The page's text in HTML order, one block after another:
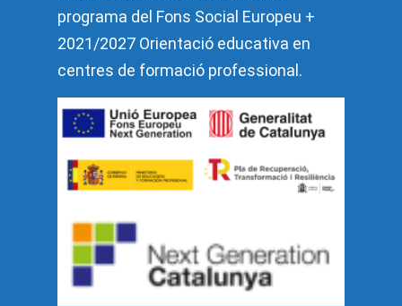
programa del Fons Social Europeu +
2021/2027 Orientació educativa en
centres de formació professional.